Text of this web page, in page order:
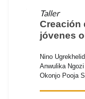
Taller
Creación
jóvenes
Nino
Anwulika Ngozi
Okonjo Pooja